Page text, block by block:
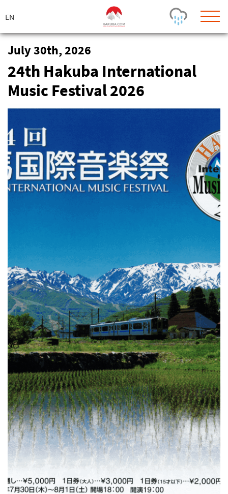
キ
Today's Outlook
Rain
Visibility
24h
0
Bottom
0
Top
-
Runs (%)
0
Temperature (°C)
0
Current Feels Like
Road
Barometric Pressure
July 30th, 2026
24th Hakuba International
Music Festival 2026